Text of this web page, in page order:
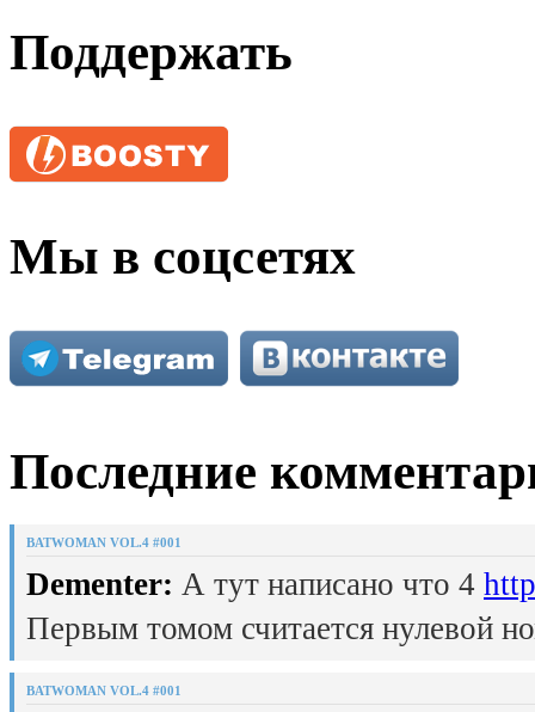
Поддержать
Мы в соцсетях
Последние
BATWOMAN VOL.4 #001
Dementer: А тут написано что 4
Первым томом считается нулевой
BATWOMAN VOL.4 #001